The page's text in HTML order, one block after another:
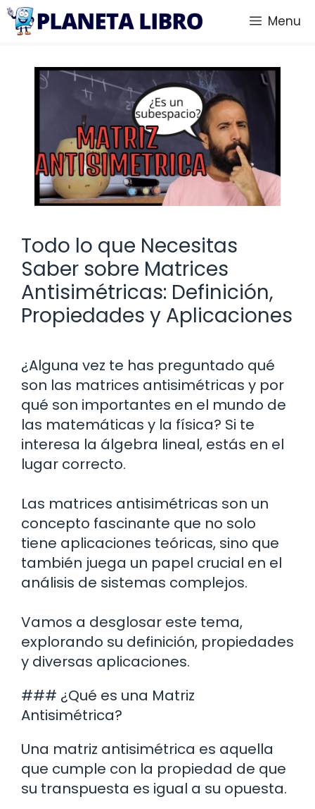
Saltar
Menu
Todo lo que Necesitas
Saber sobre Matrices
Antisimétricas: Definición,
Propiedades y Aplicaciones
¿Alguna vez te has preguntado qué
son las matrices antisimétricas y por
qué son importantes en el mundo de
las matemáticas y la física? Si te
interesa la álgebra lineal, estás en el
lugar correcto.
Las matrices antisimétricas son un
concepto fascinante que no solo
tiene aplicaciones teóricas, sino que
también juega un papel crucial en el
análisis de sistemas complejos.
Vamos a desglosar este tema,
explorando su definición, propiedades
y diversas aplicaciones.
### ¿Qué es una Matriz
Antisimétrica?
Una matriz antisimétrica es aquella
que cumple con la propiedad de que
su transpuesta es igual a su opuesta.